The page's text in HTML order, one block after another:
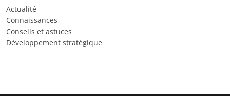
Actualité
Connaissances
Conseils et astuces
Développement stratégique